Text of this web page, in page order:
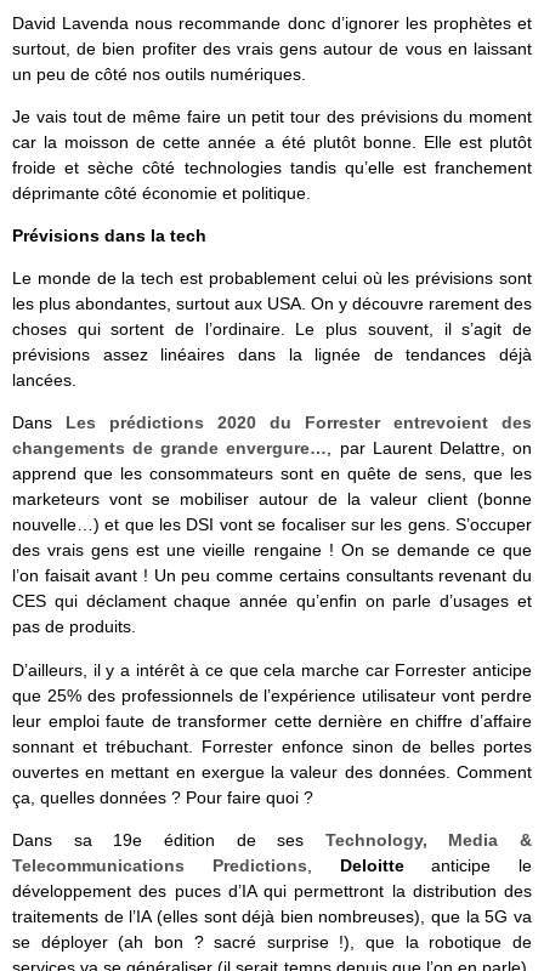
David Lavenda nous recommande donc d’ignorer les prophètes et
surtout, de bien profiter des vrais gens autour de vous en laissant
un peu de côté nos outils numériques.
Je vais tout de même faire un petit tour des prévisions du moment
car la moisson de cette année a été plutôt bonne. Elle est plutôt
froide et sèche côté technologies tandis qu’elle est franchement
déprimante côté économie et politique.
Prévisions dans la tech
Le monde de la tech est probablement celui où les prévisions sont
les plus abondantes, surtout aux USA. On y découvre rarement des
choses qui sortent de l’ordinaire. Le plus souvent, il s’agit de
prévisions assez linéaires dans la lignée de tendances déjà
lancées.
Dans Les prédictions 2020 du Forresterentrevoient des
changements de grande envergure…, par Laurent Delattre, on
apprend que les consommateurs sont en quête de sens, que les
marketeurs vont se mobiliser autour de la valeur client (bonne
nouvelle…) et que les DSI vont se focaliser sur les gens. S’occuper
des vrais gens est une vieille rengaine ! On se demande ce que
l’on faisait avant ! Un peu comme certains consultants revenant du
CES qui déclament chaque année qu’enfin on parle d’usages et
pas de produits.
D’ailleurs, il y a intérêt à ce que cela marche car Forrester anticipe
que 25% des professionnels de l’expérience utilisateur vont perdre
leur emploi faute de transformer cette dernière en chiffre d’affaire
sonnant et trébuchant. Forrester enfonce sinon de belles portes
ouvertes en mettant en exergue la valeur des données. Comment
ça, quelles données ? Pour faire quoi ?
Dans sa 19e édition de ses Technology, Media &
Telecommunications Predictions
Deloitteanticipe le
développement des puces d’IA qui permettront la distribution des
traitements de l’IA (elles sont déjà bien nombreuses), que la 5G va
se déployer (ah bon ? sacré surprise !), que la robotique de
services va se généraliser (il serait temps depuis que l’on en parle),